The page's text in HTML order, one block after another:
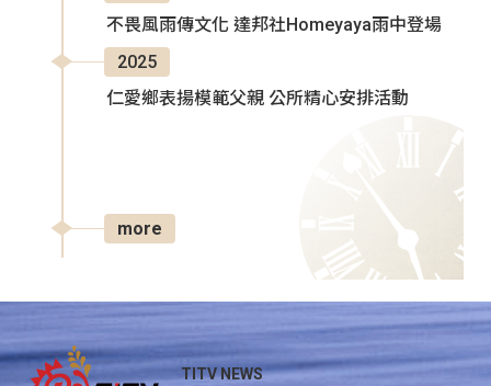
不畏風雨傳文化 達邦社Homeyaya雨中登場
2025
仁愛鄉表揚模範父親 公所精心安排活動
more
TITV NEWS